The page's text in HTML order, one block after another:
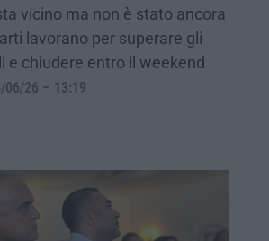
vicino ma non è stato ancora
lavorano per superare gli
e chiudere entro il weekend
06/26 – 13:19